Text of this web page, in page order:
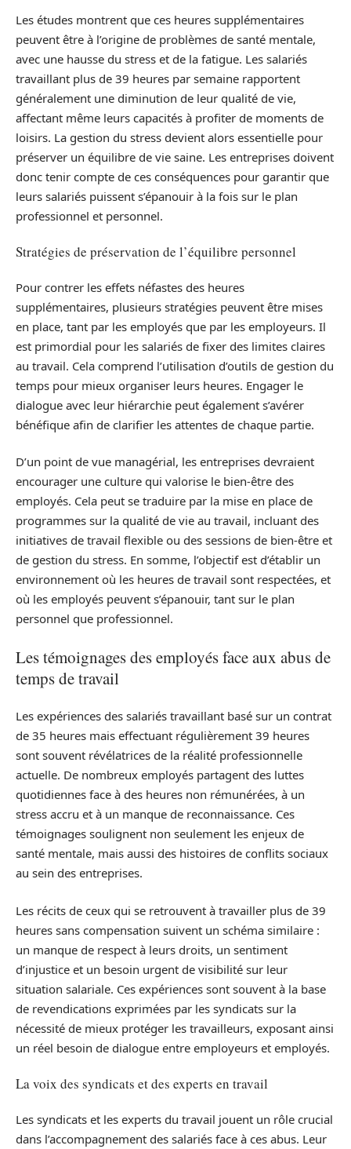
Les études montrent que ces heures supplémentaires
peuvent être à l’origine de problèmes de santé mentale,
avec une hausse du stress et de la fatigue. Les salariés
travaillant plus de 39 heures par semaine rapportent
généralement une diminution de leur qualité de vie,
affectant même leurs capacités à profiter de moments de
loisirs. La gestion du stress devient alors essentielle pour
préserver un équilibre de vie saine. Les entreprises doivent
donc tenir compte de ces conséquences pour garantir que
leurs salariés puissent s’épanouir à la fois sur le plan
professionnel et personnel.
Stratégies de préservation de l’équilibre personnel
Pour contrer les effets néfastes des heures
supplémentaires, plusieurs stratégies peuvent être mises
en place, tant par les employés que par les employeurs. Il
est primordial pour les salariés de fixer des limites claires
au travail. Cela comprend l’utilisation d’outils de gestion du
temps pour mieux organiser leurs heures. Engager le
dialogue avec leur hiérarchie peut également s’avérer
bénéfique afin de clarifier les attentes de chaque partie.
D’un point de vue managérial, les entreprises devraient
encourager une culture qui valorise le bien-être des
employés. Cela peut se traduire par la mise en place de
programmes sur la qualité de vie au travail, incluant des
initiatives de travail flexible ou des sessions de bien-être et
de gestion du stress. En somme, l’objectif est d’établir un
environnement où les heures de travail sont respectées, et
où les employés peuvent s’épanouir, tant sur le plan
personnel que professionnel.
Les témoignages des employés face aux abus de
temps de travail
Les expériences des salariés travaillant basé sur un contrat
de 35 heures mais effectuant régulièrement 39 heures
sont souvent révélatrices de la réalité professionnelle
actuelle. De nombreux employés partagent des luttes
quotidiennes face à des heures non rémunérées, à un
stress accru et à un manque de reconnaissance. Ces
témoignages soulignent non seulement les enjeux de
santé mentale, mais aussi des histoires de conflits sociaux
au sein des entreprises.
Les récits de ceux qui se retrouvent à travailler plus de 39
heures sans compensation suivent un schéma similaire :
un manque de respect à leurs droits, un sentiment
d’injustice et un besoin urgent de visibilité sur leur
situation salariale. Ces expériences sont souvent à la base
de revendications exprimées par les syndicats sur la
nécessité de mieux protéger les travailleurs, exposant ainsi
un réel besoin de dialogue entre employeurs et employés.
La voix des syndicats et des experts en travail
Les syndicats et les experts du travail jouent un rôle crucial
dans l’accompagnement des salariés face à ces abus. Leur